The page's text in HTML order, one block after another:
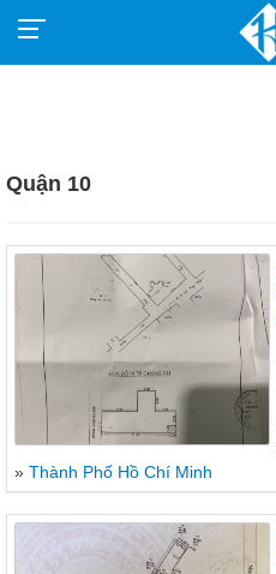
Quận 10
» Thành Phố Hồ Chí Minh